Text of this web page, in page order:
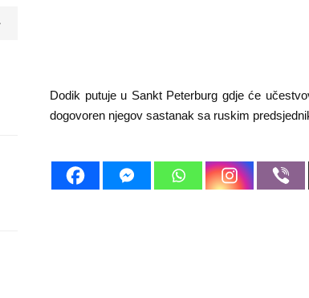
Dodik putuje u Sankt Peterburg gdje će
dogovoren njegov sastanak sa ruskim